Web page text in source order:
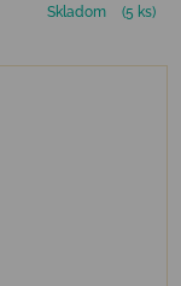
Skladom (5 ks)